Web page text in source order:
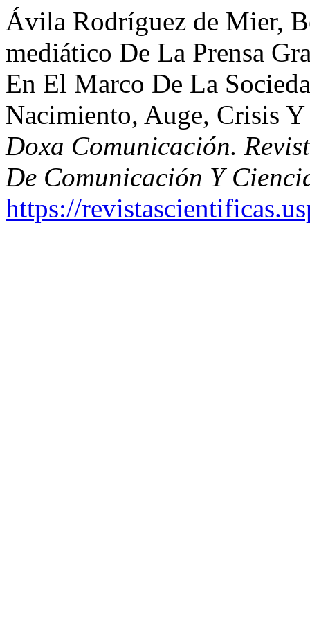
Ávila Rodríguez de Mier,
mediático De La Prensa
En El Marco De La
Nacimiento, Auge, Crisis
Doxa Comunicación.
De Comunicación Y
https://